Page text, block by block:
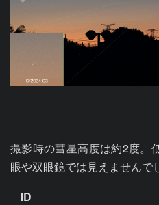
撮影時の彗星高度は約2度。
眼や双眼鏡では見えませんで
ID